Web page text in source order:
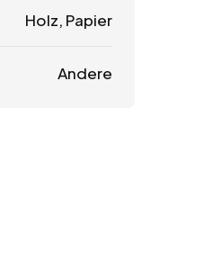
Holz, Papier
Andere